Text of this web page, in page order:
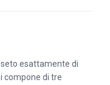
esattamente di
compone di tre